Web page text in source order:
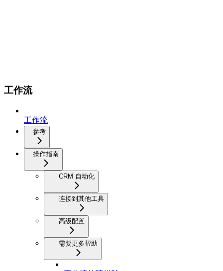
工作流
工作流
参考
操作指南
CRM 自动化
连接到其他工具
高级配置
需要更多帮助